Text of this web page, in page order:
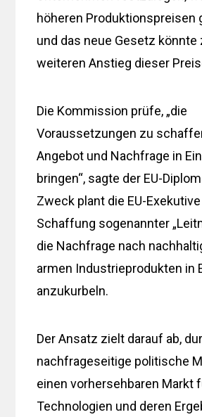
höheren Produktionspreisen
und das neue Gesetz könnte
weiteren Anstieg dieser
Die Kommission prüfe, „die
Voraussetzungen zu
Angebot und Nachfrage in
bringen“, sagte der EU-
Zweck plant die EU-
Schaffung sogenannter
die Nachfrage nach
armen Industrieprodukten in
anzukurbeln.
Der Ansatz zielt darauf ab,
nachfrageseitige politische
einen vorhersehbaren Markt
Technologien und deren